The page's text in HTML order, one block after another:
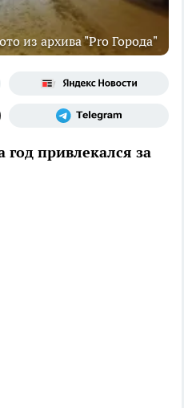
из архива "Pro Города"
год привлекался за